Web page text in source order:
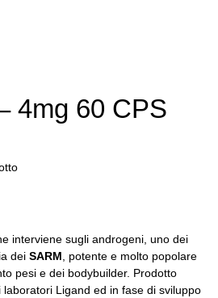
4mg 60 CPS
interviene sugli androgeni, uno dei
dei SARM, potente e molto popolare
pesi e dei bodybuilder. Prodotto
Ligand ed in fase di sviluppo